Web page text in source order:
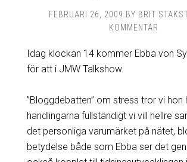
FEBRUARI 26, 2009 BY BRIT
KOMMENTAR
Idag klockan 14 kommer Ebba von
för att i JMW Talkshow.
”Bloggdebatten” om stress tror vi hon
handlingarna fullständigt vi vill hellre
det personliga varumärket på nätet,
betydelse både som Ebba ser det